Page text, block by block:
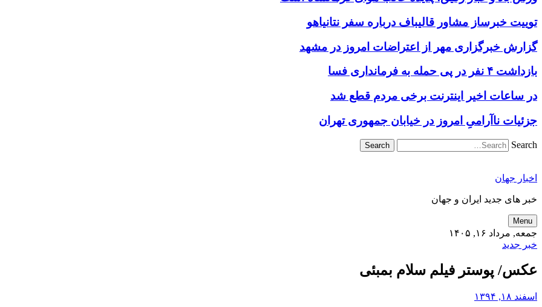
توییت خبرساز مشاور قالیباف درباره سفر نتانیاهو
گزارش خبرگزاری مهر از اعتراضات امروز در مشهد
بازداشت ۴ نفر در پی حمله به فرمانداری فسا
در ساعات اخیر اینترنت برخی مردم قطع شد
جزئیات ناآرامیِ امروز در خیابان جمهوری تهران
Search
اخبار جهان
خبر های جدید ایران و جهان
Menu
جمعه, مرداد ۱۶, ۱۴۰۵
خبر جدید
عکس/ پوستر فیلم سلام بمبئی
اسفند ۱۸, ۱۳۹۴